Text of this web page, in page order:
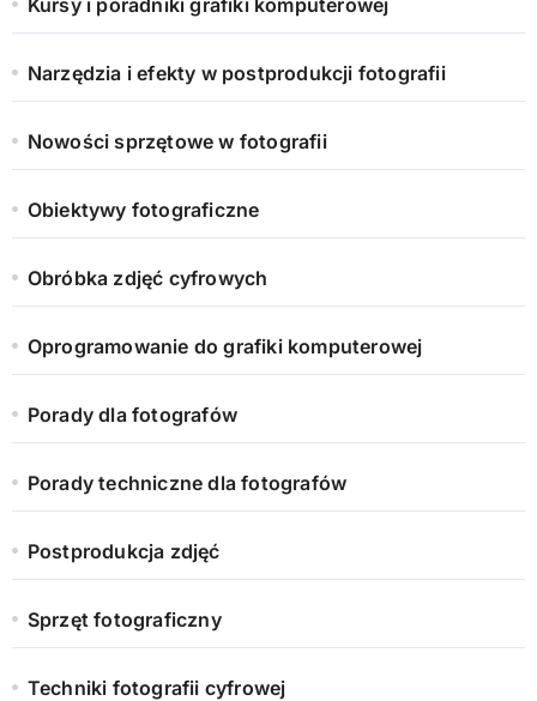
Narzędzia i efekty w postprodukcji fotografii
Nowości sprzętowe w fotografii
Obiektywy fotograficzne
Obróbka zdjęć cyfrowych
Oprogramowanie do grafiki komputerowej
Porady dla fotografów
Porady techniczne dla fotografów
Postprodukcja zdjęć
Sprzęt fotograficzny
Techniki fotografii cyfrowej